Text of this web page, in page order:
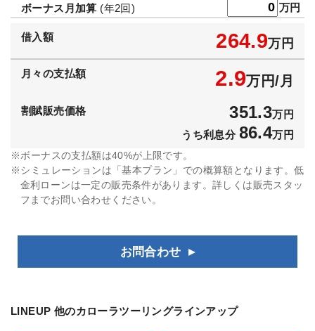
ボーナス月加算 (年2回) 万円
借入額 264.9万円
月々の支払額 2.9万円/月
割賦販売価格 351.3万円
うち利息分 86.4万円
ボーナスの支払額は40%が上限です。
シミュレーションは「基本プラン」での概算額となります。低
金利ローンは一定の販売条件があります。詳しくは販売スタッ
フまでお問い合わせください。
お問合わせ
LINEUP 他のカローラツーリングラインアップ